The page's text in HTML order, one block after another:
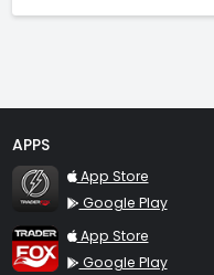
APPS
TraderFox Flash
App Store
Google Play
TraderFox App
App Store
Google Play